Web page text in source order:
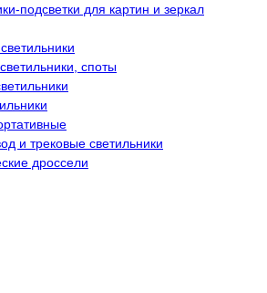
подсветки для картин и зеркал
споты
и трековые светильники
дроссели